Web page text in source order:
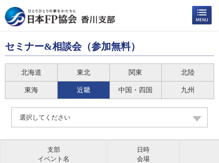
セミナー&相談会（参加無料）
北海道 東北 関東 北陸
東海 近畿 中国・四国 九州
選択してください
支部
イベント名
日時
会場